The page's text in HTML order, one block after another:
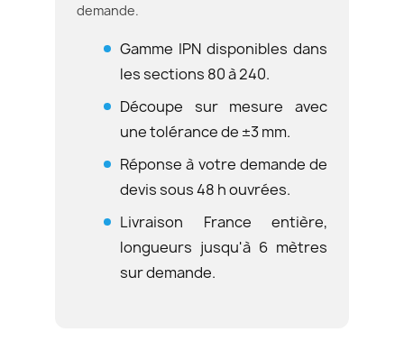
demande.
Gamme IPN disponibles dans
les sections 80 à 240.
Découpe sur mesure avec
une tolérance de ±3 mm.
Réponse à votre demande de
devis sous 48 h ouvrées.
Livraison France entière,
longueurs jusqu'à 6 mètres
sur demande.